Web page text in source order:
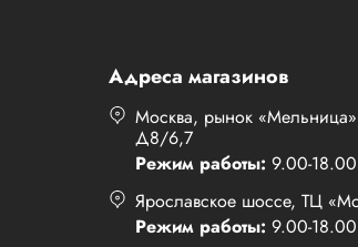
Адреса магазинов
Москва, рынок
Д8/6,7
Режим работы: 9.00-18.00
Ярославское шоссе, ТЦ
Режим работы: 9.00-18.00